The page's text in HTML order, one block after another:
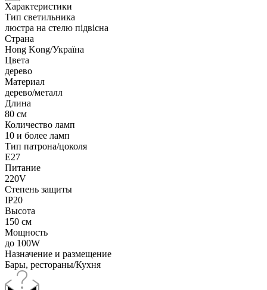
Характеристики
Тип светильника
люстра на стелю підвісна
Страна
Hong Kong/Україна
Цвета
дерево
Материал
дерево/металл
Длина
80 см
Количество ламп
10 и более ламп
Тип патрона/цоколя
E27
Питание
220V
Степень защиты
IP20
Высота
150 см
Мощность
до 100W
Назначение и размещение
Бары, рестораны/Кухня